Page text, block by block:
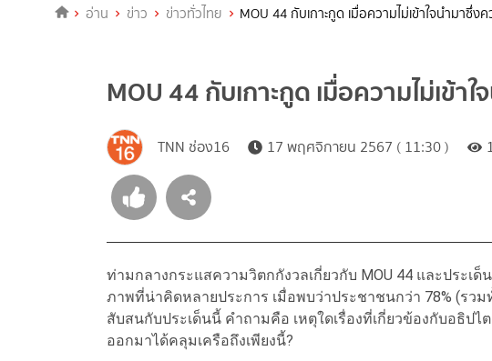
อ่าน ข่าว ข่าวทั่วไทย MOU 44 กับเกาะกูด เมื่อความไม่เข้าใจนำมาซึ่งค
MOU 44 กับเกาะกูด เมื่อความไม่เข้า
TNN ช่อง16 17 พฤศจิกายน 2567 ( 11:30 )
ท่ามกลางกระแสความวิตกกังวลเกี่ยวกับ MOU 44 และประเ
ภาพที่น่าคิดหลายประการ เมื่อพบว่าประชาชนกว่า 78% (รวม
สับสนกับประเด็นนี้ คำถามคือ เหตุใดเรื่องที่เกี่ยวข้องกับอธิป
ออกมาได้คลุมเครือถึงเพียงนี้?